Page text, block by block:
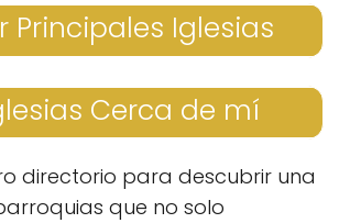
Principales Iglesias
Cerca de mí
directorio para descubrir una
que no solo